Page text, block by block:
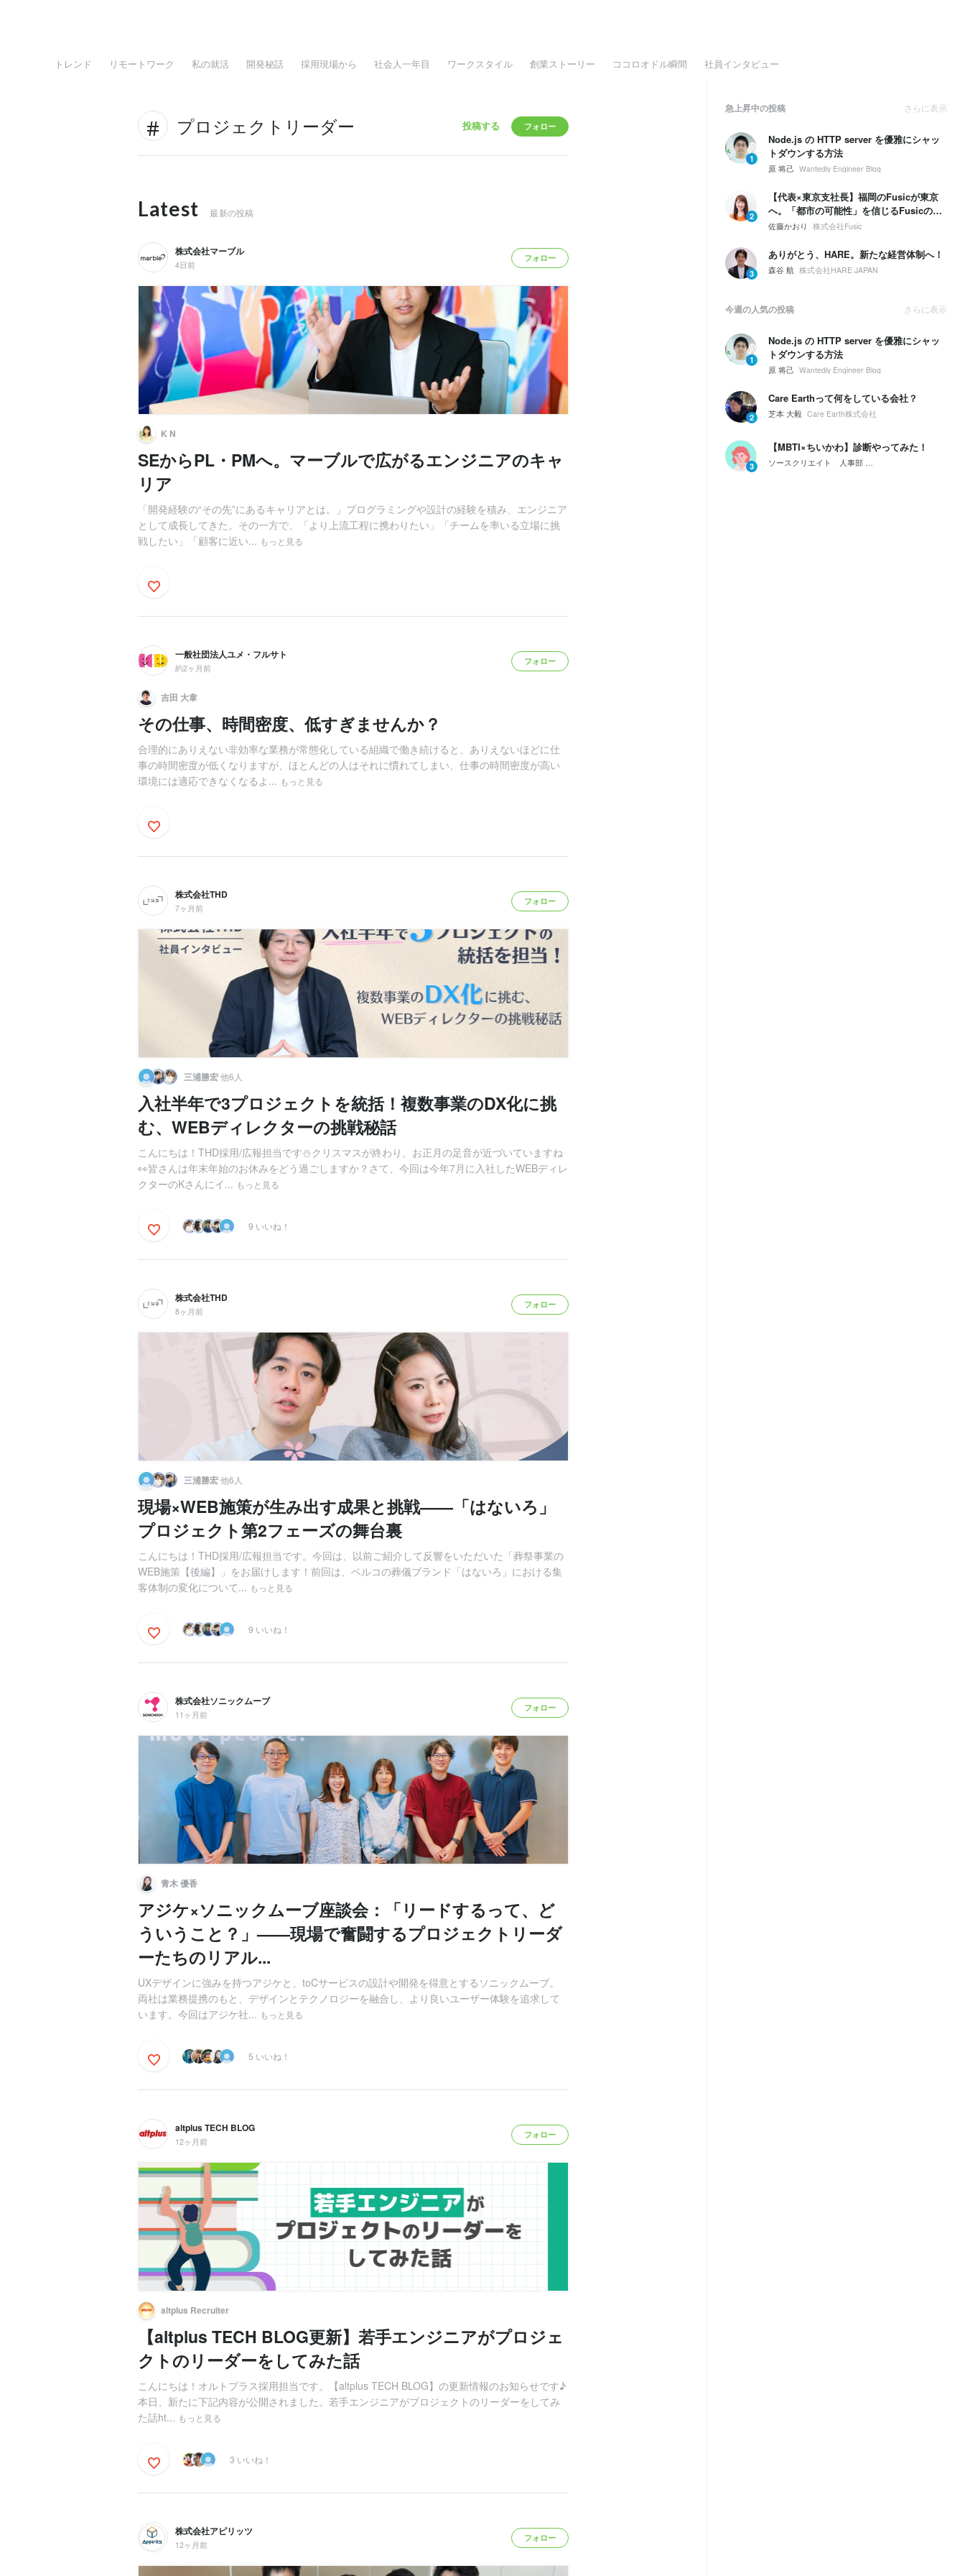
トレンド リモートワーク 私の就活 開発秘話 採用現場から 社会人一年目 ワークスタイル 創業ストーリー ココロオドル瞬間 社員インタビュー
プロジェクトリーダー 投稿する フォロー
Latest 最新の投稿
株式会社マーブル
4日前
フォロー
K N
SEからPL・PMへ。マーブルで広がるエンジニアのキャ
リア
「開発経験の“その先”にあるキャリアとは。」プログラミングや設計の経験を積み、エンジニア
として成長してきた。その一方で、「より上流工程に携わりたい」「チームを率いる立場に挑
戦したい」「顧客に近い... もっと見る
一般社団法人ユメ・フルサト
約2ヶ月前
フォロー
吉田 大韋
その仕事、時間密度、低すぎませんか？
合理的にありえない非効率な業務が常態化している組織で働き続けると、ありえないほどに仕
事の時間密度が低くなりますが、ほとんどの人はそれに慣れてしまい、仕事の時間密度が高い
環境には適応できなくなるよ... もっと見る
株式会社THD
7ヶ月前
フォロー
三浦勝宏他6人
入社半年で3プロジェクトを統括！複数事業のDX化に挑
む、WEBディレクターの挑戦秘話
こんにちは！THD採用/広報担当です⛄クリスマスが終わり、お正月の足音が近づいていますね
👀皆さんは年末年始のお休みをどう過ごしますか？さて、今回は今年7月に入社したWEBディレ
クターのKさんにイ... もっと見る
9 いいね！
株式会社THD
8ヶ月前
フォロー
三浦勝宏他6人
現場×WEB施策が生み出す成果と挑戦——「はないろ」
プロジェクト第2フェーズの舞台裏
こんにちは！THD採用/広報担当です。今回は、以前ご紹介して反響をいただいた「葬祭事業の
WEB施策【後編】」をお届けします！前回は、ベルコの葬儀ブランド「はないろ」における集
客体制の変化について... もっと見る
9 いいね！
株式会社ソニックムーブ
11ヶ月前
フォロー
青木 優香
アジケ×ソニックムーブ座談会：「リードするって、ど
ういうこと？」——現場で奮闘するプロジェクトリーダ
ーたちのリアル...
UXデザインに強みを持つアジケと、toCサービスの設計や開発を得意とするソニックムーブ。
両社は業務提携のもと、デザインとテクノロジーを融合し、より良いユーザー体験を追求して
います。今回はアジケ社... もっと見る
5 いいね！
altplus TECH BLOG
12ヶ月前
フォロー
altplus Recruiter
【altplus TECH BLOG更新】若手エンジニアがプロジェ
クトのリーダーをしてみた話
こんにちは！オルトプラス採用担当です。【altplus TECH BLOG】の更新情報のお知らせです♪
本日、新たに下記内容が公開されました。若手エンジニアがプロジェクトのリーダーをしてみ
た話ht... もっと見る
3 いいね！
株式会社アピリッツ
12ヶ月前
フォロー
急上昇中の投稿 さらに表示
1
Node.js の HTTP server を優雅にシャッ
トダウンする方法
原 将己 Wantedly Engineer Blog
2
【代表×東京支社長】福岡のFusicが東京
へ。「都市の可能性」を信じるFusicの、
次の一手とは。
佐藤かおり 株式会社Fusic
3
ありがとう、HARE。新たな経営体制へ！
森谷 航 株式会社HARE JAPAN
今週の人気の投稿 さらに表示
1
Node.js の HTTP server を優雅にシャッ
トダウンする方法
原 将己 Wantedly Engineer Blog
2
Care Earthって何をしている会社？
芝本 大毅 Care Earth株式会社
3
【MBTI×ちいかわ】診断やってみた！
ソースクリエイト 人事部会社紹介｜ソースクリエイ